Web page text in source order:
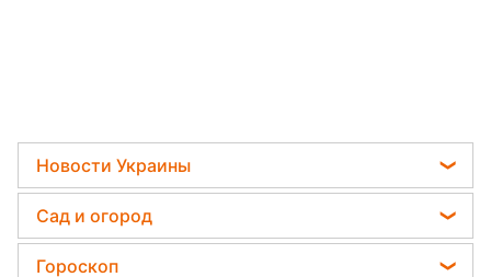
Новости Украины
Телеграм новости Украины
Пенсии в Украине
Сад и огород
Садовод назвал самое эффективное средство
Гороскоп